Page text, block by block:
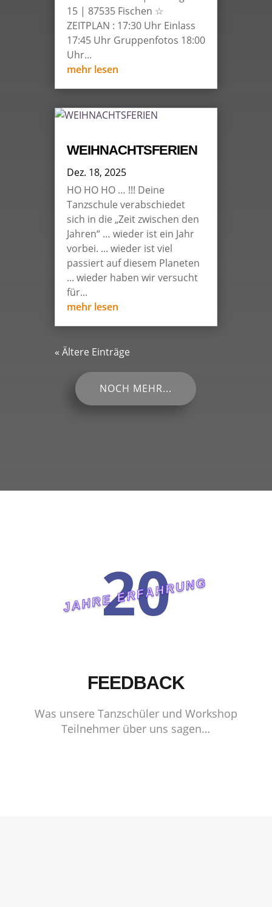
15 | 87535 Fischen ☆
ZEITPLAN : 17:30 Uhr Einlass
17:45 Uhr Gruppenfotos 18:00
Uhr...
mehr lesen
WEIHNACHTSFERIEN
Dez. 18, 2025
HO HO HO … !!! Deine
Tanzschule verabschiedet
sich in die „Zeit zwischen den
Jahren“ … wieder ist ein Jahr
vorbei. ... wieder ist viel
passiert auf diesem Planeten
... wieder haben wir versucht
für...
mehr lesen
« Ältere Einträge
NOCH MEHR...
20
JAHRE ERFAHRUNG
FEEDBACK
Was unsere Tanzschüler und Workshop
Teilnehmer über uns sagen…